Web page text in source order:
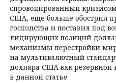
спровоцированный
США, еще больше обострил
господства и поставил под
лидирующих позиций
механизмы перестройки
на мультивалютный
доллара США как резервной
в данной статье.